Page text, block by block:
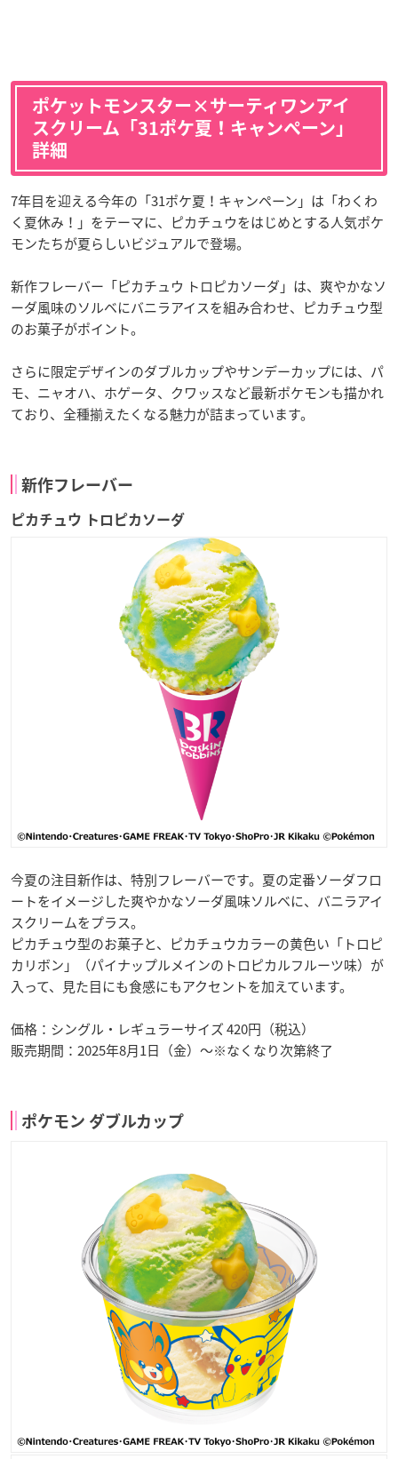
ポケットモンスター×サーティワンアイ
スクリーム「31ポケ夏！キャンペーン」
詳細
7年目を迎える今年の「31ポケ夏！キャンペーン」は「わくわ
く夏休み！」をテーマに、ピカチュウをはじめとする人気ポケ
モンたちが夏らしいビジュアルで登場。
新作フレーバー「ピカチュウ トロピカソーダ」は、爽やかなソ
ーダ風味のソルベにバニラアイスを組み合わせ、ピカチュウ型
のお菓子がポイント。
さらに限定デザインのダブルカップやサンデーカップには、パ
モ、ニャオハ、ホゲータ、クワッスなど最新ポケモンも描かれ
ており、全種揃えたくなる魅力が詰まっています。
新作フレーバー
ピカチュウ トロピカソーダ
今夏の注目新作は、特別フレーバーです。夏の定番ソーダフロ
ートをイメージした爽やかなソーダ風味ソルベに、バニラアイ
スクリームをプラス。
ピカチュウ型のお菓子と、ピカチュウカラーの黄色い「トロピ
カリボン」（パイナップルメインのトロピカルフルーツ味）が
入って、見た目にも食感にもアクセントを加えています。
価格：シングル・レギュラーサイズ 420円（税込）
販売期間：2025年8月1日（金）～※なくなり次第終了
ポケモン ダブルカップ